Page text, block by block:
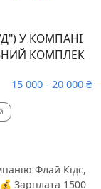
У КОМПАНІ
КОМПЛЕК
15 000 - 20 000 ₴
Флай Кідс,
Зарплата 1500